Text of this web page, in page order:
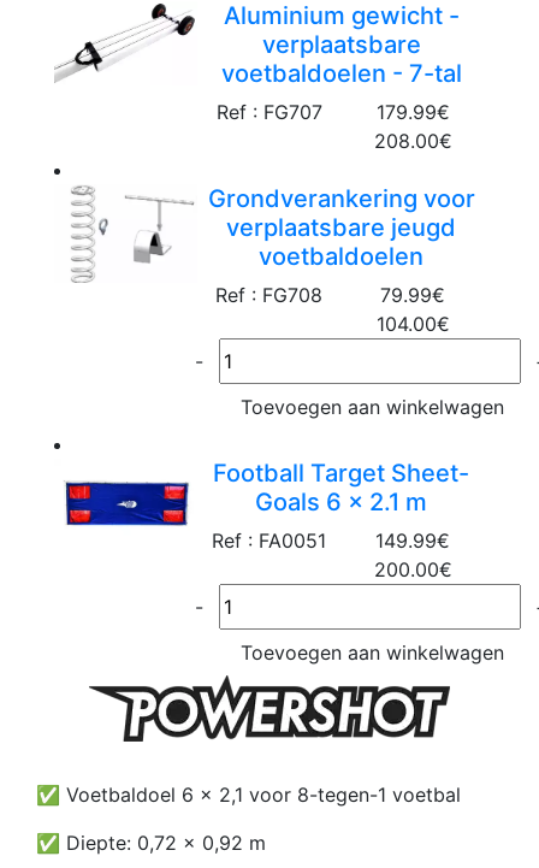
Aluminium gewicht -
verplaatsbare
voetbaldoelen - 7-tal
Ref : FG707
179.99€
208.00€
Grondverankering voor
verplaatsbare jeugd
voetbaldoelen
Ref : FG708
79.99€
104.00€
-
Toevoegen aan winkelwagen
Football Target Sheet-
Goals 6 x 2.1 m
Ref : FA0051
149.99€
200.00€
-
Toevoegen aan winkelwagen
✅ Voetbaldoel 6 x 2,1 voor 8-tegen-1 voetbal
✅ Diepte: 0,72 x 0,92 m